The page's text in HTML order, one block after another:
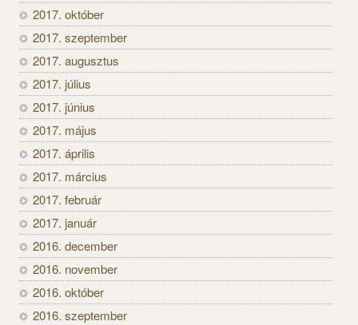
2017. október
2017. szeptember
2017. augusztus
2017. július
2017. június
2017. május
2017. április
2017. március
2017. február
2017. január
2016. december
2016. november
2016. október
2016. szeptember